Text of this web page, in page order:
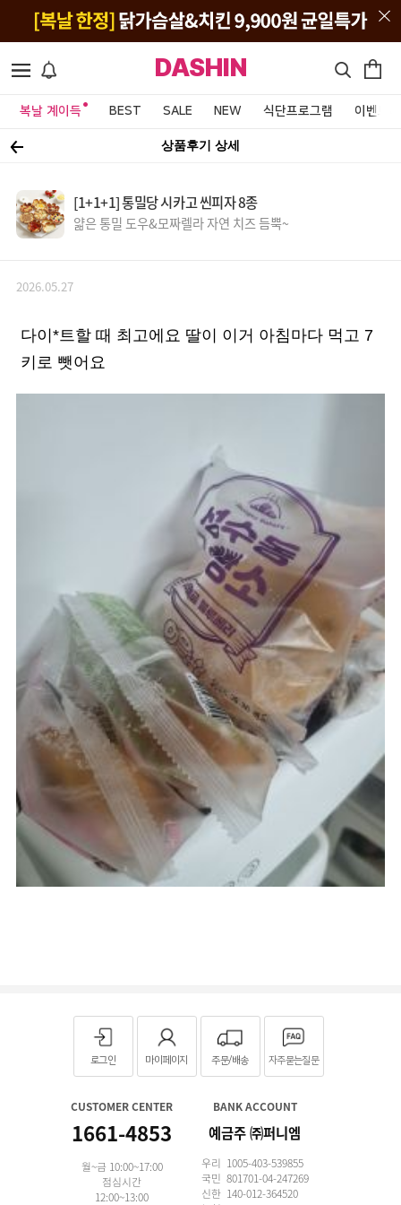
DASHIN
복날 계이득 BEST SALE NEW 식단프로그램 이벤트&
상품후기 상세
[1+1+1] 통밀당 시카고 씬피자 8종
얇은 통밀 도우&모짜렐라 자연 치즈 듬뿍~
2026.05.27
다이*트할 때 최고에요 딸이 이거 아침마다 먹고 7
키로 뺏어요
로그인 마이페이지 주문/배송 자주묻는질문
CUSTOMER CENTER
1661-4853
월~금 10:00~17:00
점심시간
12:00~13:00
BANK ACCOUNT
예금주 ㈜퍼니엠
우리 1005-403-539855
국민 801701-04-247269
신한 140-012-364520